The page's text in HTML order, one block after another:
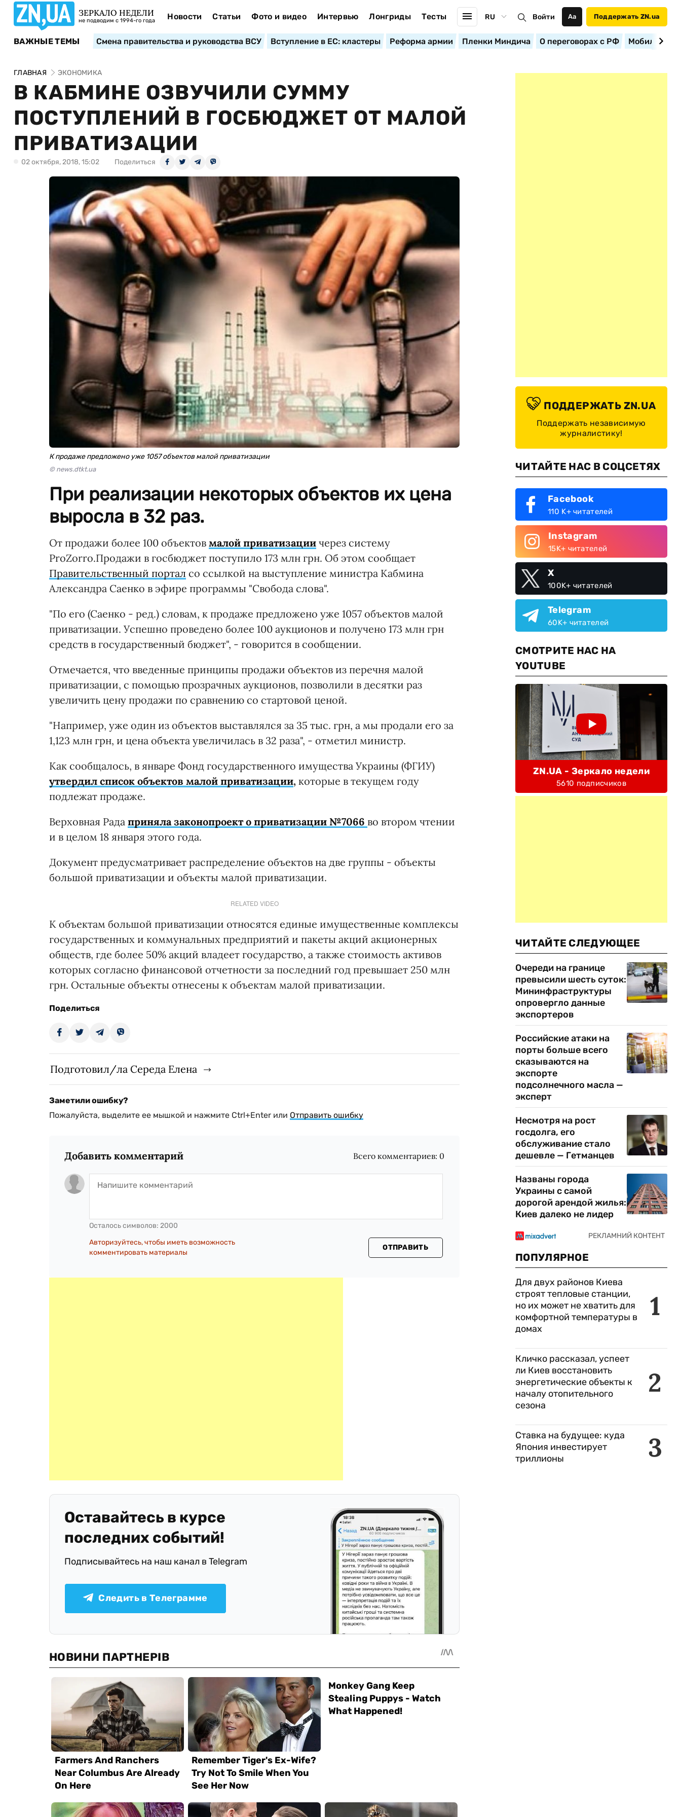
ЗЕРКАЛО НЕДЕЛИ
не подводим с 1994-го года Новости Статьи Фото и видео Интервью Лонгриды Тесты RU Войти Аа Поддержать ZN.ua
ВАЖНЫЕ ТЕМЫ Смена правительства и руководства ВСУ Вступление в ЕС: кластеры Реформа армии Пленки Миндича О переговорах с РФ
ГЛАВНАЯ ЭКОНОМИКА
В КАБМИНЕ ОЗВУЧИЛИ СУММУ
ПОСТУПЛЕНИЙ В ГОСБЮДЖЕТ ОТ МАЛОЙ
ПРИВАТИЗАЦИИ
02 октября, 2018, 15:02 Поделиться
К продаже предложено уже 1057 объектов малой приватизации
© news.dtkt.ua
При реализации некоторых объектов их цена
выросла в 32 раз.
От продажи более 100 объектов малой приватизации через систему
ProZorro.Продажи в госбюджет поступило 173 млн грн. Об этом сообщает
Правительственный портал со ссылкой на выступление министра Кабмина
Александра Саенко в эфире программы "Свобода слова".
"По его (Саенко - ред.) словам, к продаже предложено уже 1057 объектов малой
приватизации. Успешно проведено более 100 аукционов и получено 173 млн грн
средств в государственный бюджет", - говорится в сообщении.
Отмечается, что введенные принципы продажи объектов из перечня малой
приватизации, с помощью прозрачных аукционов, позволили в десятки раз
увеличить цену продажи по сравнению со стартовой ценой.
"Например, уже один из объектов выставлялся за 35 тыс. грн, а мы продали его за
1,123 млн грн, и цена объекта увеличилась в 32 раза", - отметил министр.
Как сообщалось, в январе Фонд государственного имущества Украины (ФГИУ)
утвердил список объектов малой приватизации, которые в текущем году
подлежат продаже.
Верховная Рада приняла законопроект о приватизации №7066 во втором чтении
и в целом 18 января этого года.
Документ предусматривает распределение объектов на две группы - объекты
большой приватизации и объекты малой приватизации.
RELATED VIDEO
К объектам большой приватизации относятся единые имущественные комплексы
государственных и коммунальных предприятий и пакеты акций акционерных
обществ, где более 50% акций владеет государство, а также стоимость активов
которых согласно финансовой отчетности за последний год превышает 250 млн
грн. Остальные объекты отнесены к объектам малой приватизации.
Поделиться
Подготовил/ла Середа Елена
Заметили ошибку?
Пожалуйста, выделите ее мышкой и нажмите Ctrl+Enter или Отправить ошибку
Добавить комментарий Всего комментариев: 0
Осталось символов: 2000
Авторизуйтесь, чтобы иметь возможность
комментировать материалы
ОТПРАВИТЬ
Оставайтесь в курсе
последних событий!
Подписывайтесь на наш канал в Telegram
Следить в Телеграмме
ПОДДЕРЖАТЬ ZN.UA
Поддержать независимую
журналистику!
ЧИТАЙТЕ НАС В СОЦСЕТЯХ
Facebook
110 K+ читателей
Instagram
15K+ читателей
X
100K+ читателей
Telegram
60K+ читателей
СМОТРИТЕ НАС НА
YOUTUBE
ZN.UA - Зеркало недели
5610 подписчиков
ЧИТАЙТЕ СЛЕДУЮЩЕЕ
Очереди на границе
превысили шесть суток:
Мининфраструктуры
опровергло данные
экспортеров
Российские атаки на
порты больше всего
сказываются на
экспорте
подсолнечного масла —
эксперт
Несмотря на рост
госдолга, его
обслуживание стало
дешевле — Гетманцев
Названы города
Украины с самой
дорогой арендой жилья:
Киев далеко не лидер
ПОПУЛЯРНОЕ
1
Для двух районов Киева
строят тепловые станции,
но их может не хватить для
комфортной температуры в
домах
2
Кличко рассказал, успеет
ли Киев восстановить
энергетические объекты к
началу отопительного
сезона
3
Ставка на будущее: куда
Япония инвестирует
триллионы